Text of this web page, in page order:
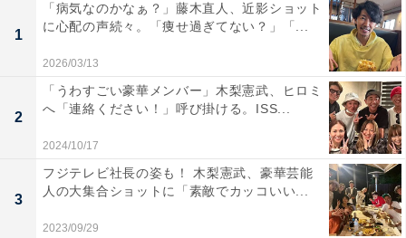
1
「病気なのかなぁ？」藤木直人、近影ショット
に心配の声続々。「痩せ過ぎてない？」「...
2026/03/13
2
「うわすごい豪華メンバー」木梨憲武、ヒロミ
へ「連絡ください！」呼び掛ける。ISS...
2024/10/17
3
フジテレビ社長の姿も！ 木梨憲武、豪華芸能
人の大集合ショットに「素敵でカッコいい...
2023/09/29